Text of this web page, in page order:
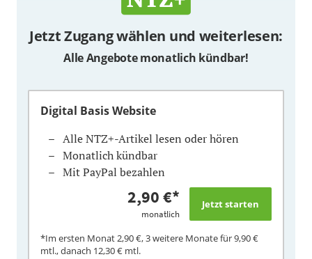
Jetzt Zugang wählen und weiterlesen:
Alle Angebote monatlich kündbar!
Digital Basis Website
Alle NTZ+-Artikel lesen oder hören
Monatlich kündbar
Mit PayPal bezahlen
2,90 €*
monatlich
*Im ersten Monat2,90 €, 3 weitere Monate für9,90 €
mtl., danach 12,30 € mtl.